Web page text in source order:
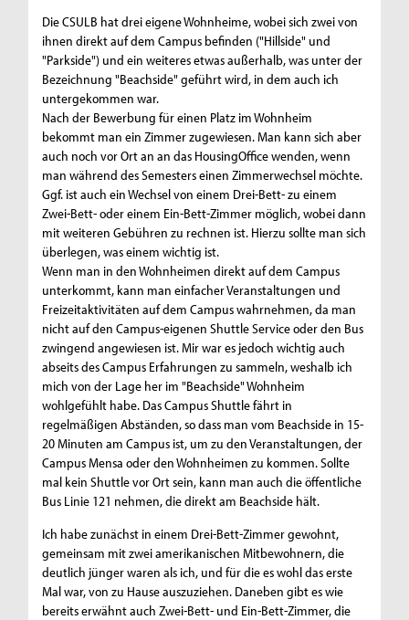
Die CSULB hat drei eigene Wohnheime, wobei sich zwei von
ihnen direkt auf dem Campus befinden ("Hillside" und
"Parkside") und ein weiteres etwas außerhalb, was unter der
Bezeichnung "Beachside" geführt wird, in dem auch ich
untergekommen war.
Nach der Bewerbung für einen Platz im Wohnheim
bekommt man ein Zimmer zugewiesen. Man kann sich aber
auch noch vor Ort an an das HousingOffice wenden, wenn
man während des Semesters einen Zimmerwechsel möchte.
Ggf. ist auch ein Wechsel von einem Drei-Bett- zu einem
Zwei-Bett- oder einem Ein-Bett-Zimmer möglich, wobei dann
mit weiteren Gebühren zu rechnen ist. Hierzu sollte man sich
überlegen, was einem wichtig ist.
Wenn man in den Wohnheimen direkt auf dem Campus
unterkommt, kann man einfacher Veranstaltungen und
Freizeitaktivitäten auf dem Campus wahrnehmen, da man
nicht auf den Campus-eigenen Shuttle Service oder den Bus
zwingend angewiesen ist. Mir war es jedoch wichtig auch
abseits des Campus Erfahrungen zu sammeln, weshalb ich
mich von der Lage her im "Beachside" Wohnheim
wohlgefühlt habe. Das Campus Shuttle fährt in
regelmäßigen Abständen, so dass man vom Beachside in 15-
20 Minuten am Campus ist, um zu den Veranstaltungen, der
Campus Mensa oder den Wohnheimen zu kommen. Sollte
mal kein Shuttle vor Ort sein, kann man auch die öffentliche
Bus Linie 121 nehmen, die direkt am Beachside hält.
Ich habe zunächst in einem Drei-Bett-Zimmer gewohnt,
gemeinsam mit zwei amerikanischen Mitbewohnern, die
deutlich jünger waren als ich, und für die es wohl das erste
Mal war, von zu Hause auszuziehen. Daneben gibt es wie
bereits erwähnt auch Zwei-Bett- und Ein-Bett-Zimmer, die